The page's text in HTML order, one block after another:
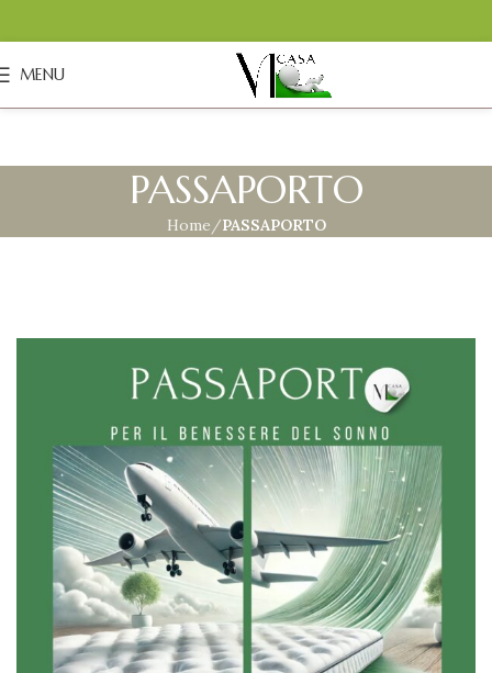
MENU
PASSAPORTO
Home PASSAPORTO